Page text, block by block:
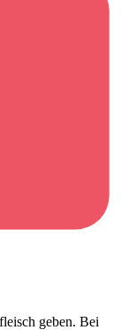
geben. Bei